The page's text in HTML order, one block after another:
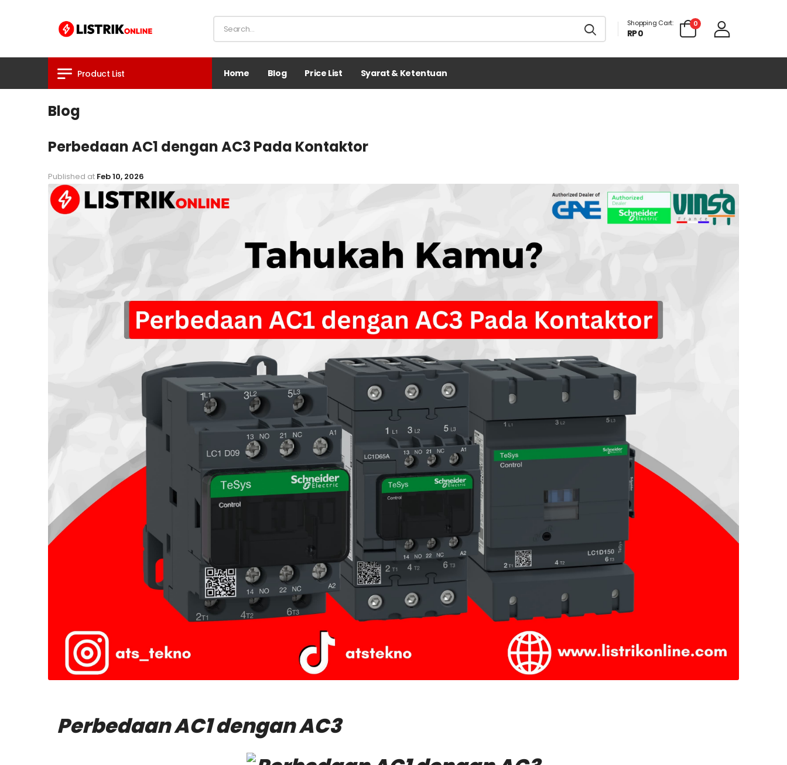
Shopping Cart:
RP 0
0
Product List Home Blog Price List Syarat & Ketentuan
Blog
Perbedaan AC1 dengan AC3 Pada Kontaktor
Published at Feb 10, 2026
Perbedaan AC1 dengan AC3